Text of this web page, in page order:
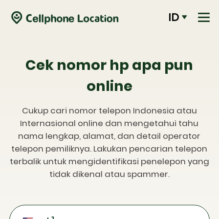
ID
Cek nomor hp apa pun
online
Cukup cari nomor telepon Indonesia atau
Internasional online dan mengetahui tahu
nama lengkap, alamat, dan detail operator
telepon pemiliknya. Lakukan pencarian telepon
terbalik untuk mengidentifikasi penelepon yang
tidak dikenal atau spammer.